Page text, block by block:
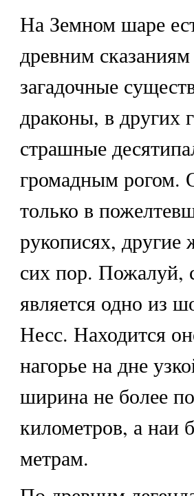
На Земном шаре
древним
загадочные
драконы, в других
страшные
громадным рогом.
только в
рукописях, другие
сих пор. Пожалуй,
является одно из
Несс. Находится
нагорье на дне
ширина не более
километров, а наи
метрам.